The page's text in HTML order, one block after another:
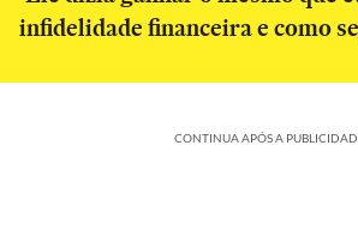
infidelidade financeira e como
CONTINUA APÓS A